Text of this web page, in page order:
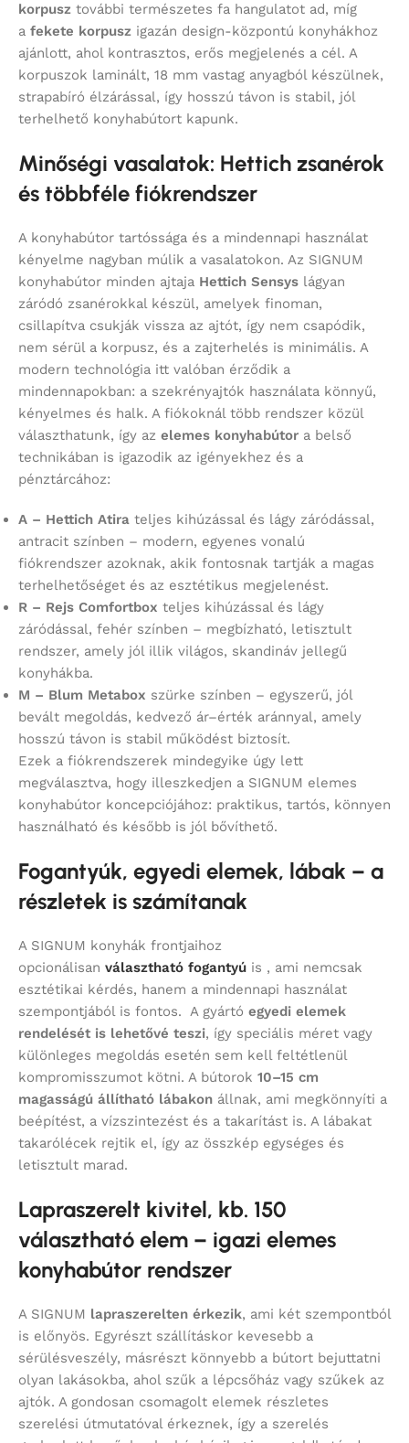
korpusz további természetes fa hangulatot ad, míg
a fekete korpusz igazán design-központú konyhákhoz
ajánlott, ahol kontrasztos, erős megjelenés a cél. A
korpuszok laminált, 18 mm vastag anyagból készülnek,
strapabíró élzárással, így hosszú távon is stabil, jól
terhelhető konyhabútort kapunk.
Minőségi vasalatok: Hettich zsanérok
és többféle fiókrendszer
A konyhabútor tartóssága és a mindennapi használat
kényelme nagyban múlik a vasalatokon. Az SIGNUM
konyhabútor minden ajtaja Hettich Sensys lágyan
záródó zsanérokkal készül, amelyek finoman,
csillapítva csukják vissza az ajtót, így nem csapódik,
nem sérül a korpusz, és a zajterhelés is minimális. A
modern technológia itt valóban érződik a
mindennapokban: a szekrényajtók használata könnyű,
kényelmes és halk. A fiókoknál több rendszer közül
választhatunk, így az elemes konyhabútor a belső
technikában is igazodik az igényekhez és a
pénztárcához:
A – Hettich Atira teljes kihúzással és lágy záródással,
antracit színben – modern, egyenes vonalú
fiókrendszer azoknak, akik fontosnak tartják a magas
terhelhetőséget és az esztétikus megjelenést.
R – Rejs Comfortbox teljes kihúzással és lágy
záródással, fehér színben – megbízható, letisztult
rendszer, amely jól illik világos, skandináv jellegű
konyhákba.
M – Blum Metabox szürke színben – egyszerű, jól
bevált megoldás, kedvező ár–érték aránnyal, amely
hosszú távon is stabil működést biztosít.
Ezek a fiókrendszerek mindegyike úgy lett
megválasztva, hogy illeszkedjen a SIGNUM elemes
konyhabútor koncepciójához: praktikus, tartós, könnyen
használható és később is jól bővíthető.
Fogantyúk, egyedi elemek, lábak – a
részletek is számítanak
A SIGNUM konyhák frontjaihoz
opcionálisan választható fogantyú is , ami nemcsak
esztétikai kérdés, hanem a mindennapi használat
szempontjából is fontos. A gyártó egyedi elemek
rendelését is lehetővé teszi, így speciális méret vagy
különleges megoldás esetén sem kell feltétlenül
kompromisszumot kötni. A bútorok 10–15 cm
magasságú állítható lábakon állnak, ami megkönnyíti a
beépítést, a vízszintezést és a takarítást is. A lábakat
takarólécek rejtik el, így az összkép egységes és
letisztult marad.
Lapraszerelt kivitel, kb. 150
választható elem – igazi elemes
konyhabútor rendszer
A SIGNUM lapraszerelten érkezik, ami két szempontból
is előnyös. Egyrészt szállításkor kevesebb a
sérülésveszély, másrészt könnyebb a bútort bejuttatni
olyan lakásokba, ahol szűk a lépcsőház vagy szűkek az
ajtók. A gondosan csomagolt elemek részletes
szerelési útmutatóval érkeznek, így a szerelés